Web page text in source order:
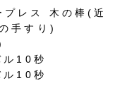
プレス 木の棒(近
手すり)
10秒
10秒